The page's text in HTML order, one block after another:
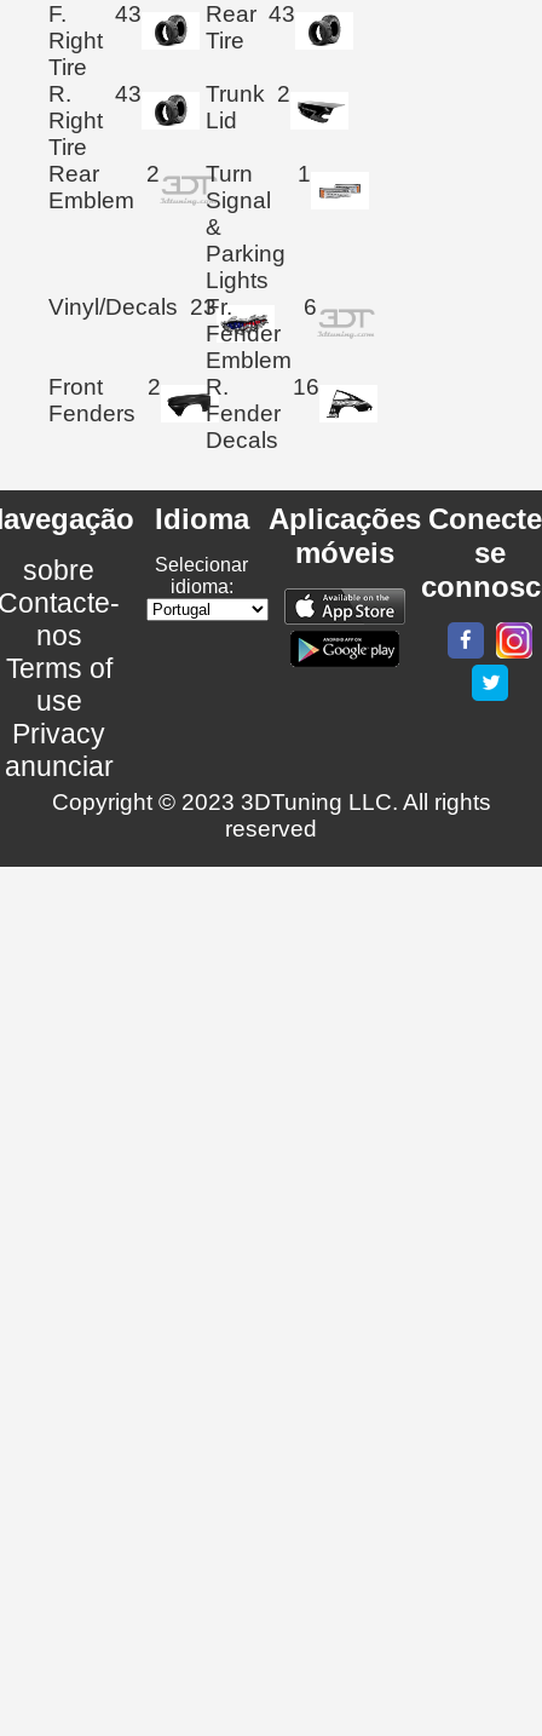
F.
Right
Tire
43
Rear
Tire
43
R.
Right
Tire
43
Trunk
Lid
2
Rear
Emblem
2
Turn
Signal
&
Parking
Lights
1
Vinyl/Decals 23Fr.
Fender
Emblem
6
Front
Fenders
2
R.
Fender
Decals
16
sobre
nos
Terms of
use
Privacy
anunciar
Idioma
Selecionar
idioma:
Aplicações
móveis
se
Copyright © 2023 3DTuning LLC. All rights
reserved